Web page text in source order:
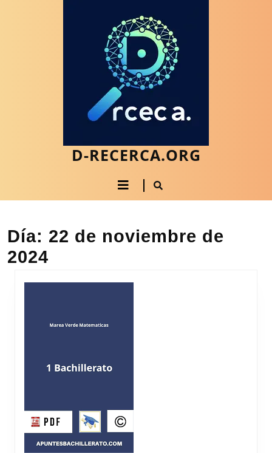
D-RECERCA.ORG
Botón
apertura
Día: 22 de noviembre de
2024